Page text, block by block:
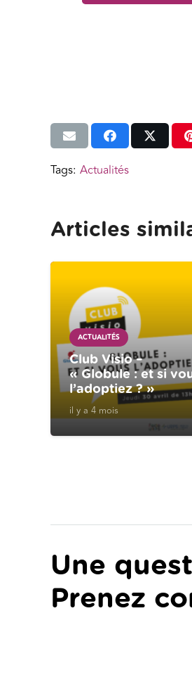
Tags: Actualités
Articles
ACTUALITÉS
Club Visio –
« Globule : et si
l’adoptiez ? »
il y a 4 mois
Une
Prenez